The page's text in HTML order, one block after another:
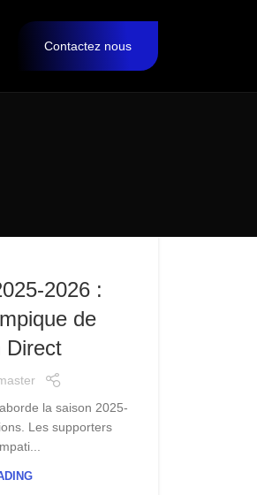
Contactez nous
2026 :
de
Direct
la saison 2025-
Les supporters